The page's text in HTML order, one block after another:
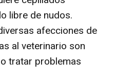
libre de nudos.
afecciones de
al veterinario son
tratar problemas